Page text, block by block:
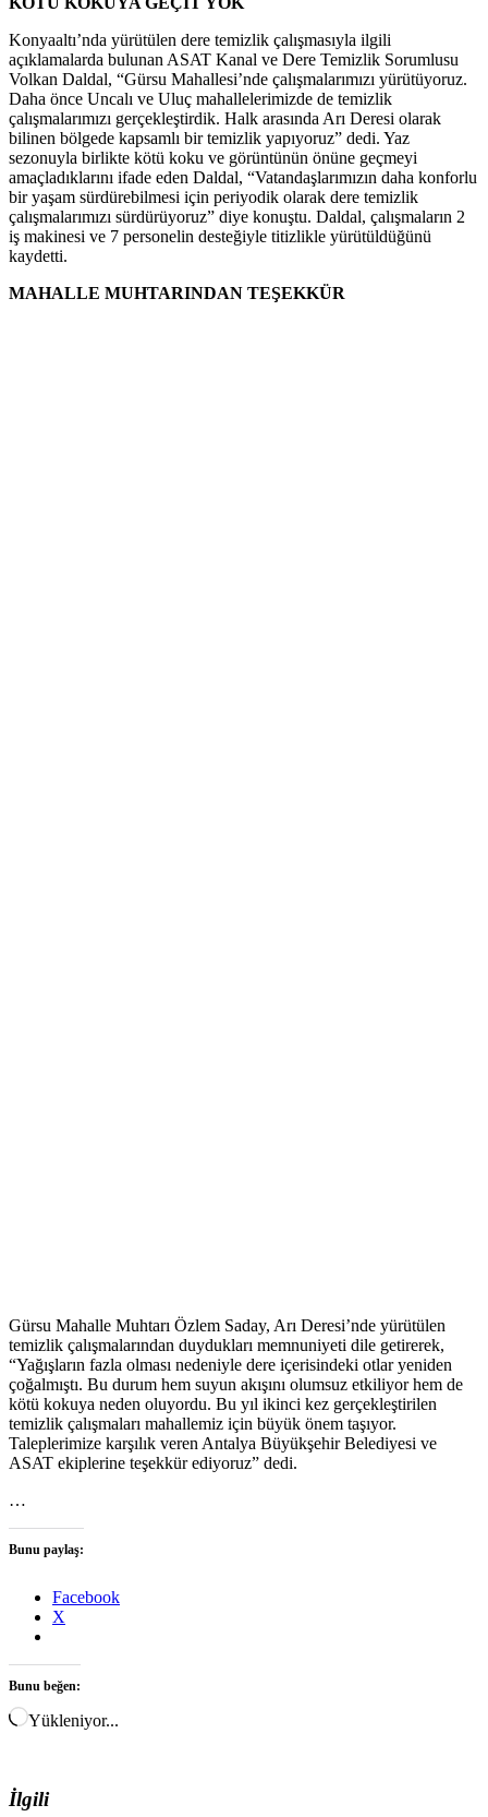
Konyaaltı’nda yürütülen dere temizlik çalışmasıyla ilgili
açıklamalarda bulunan ASAT Kanal ve Dere Temizlik Sorumlusu
Volkan Daldal, “Gürsu Mahallesi’nde çalışmalarımızı yürütüyoruz.
Daha önce Uncalı ve Uluç mahallelerimizde de temizlik
çalışmalarımızı gerçekleştirdik. Halk arasında Arı Deresi olarak
bilinen bölgede kapsamlı bir temizlik yapıyoruz” dedi. Yaz
sezonuyla birlikte kötü koku ve görüntünün önüne geçmeyi
amaçladıklarını ifade eden Daldal, “Vatandaşlarımızın daha konforlu
bir yaşam sürdürebilmesi için periyodik olarak dere temizlik
çalışmalarımızı sürdürüyoruz” diye konuştu. Daldal, çalışmaların 2
iş makinesi ve 7 personelin desteğiyle titizlikle yürütüldüğünü
kaydetti.
MAHALLE MUHTARINDAN TEŞEKKÜR
Gürsu Mahalle Muhtarı Özlem Saday, Arı Deresi’nde yürütülen
temizlik çalışmalarından duydukları memnuniyeti dile getirerek,
“Yağışların fazla olması nedeniyle dere içerisindeki otlar yeniden
çoğalmıştı. Bu durum hem suyun akışını olumsuz etkiliyor hem de
kötü kokuya neden oluyordu. Bu yıl ikinci kez gerçekleştirilen
temizlik çalışmaları mahallemiz için büyük önem taşıyor.
Taleplerimize karşılık veren Antalya Büyükşehir Belediyesi ve
ASAT ekiplerine teşekkür ediyoruz” dedi.
…
Bunu paylaş:
Facebook
X
Bunu beğen:
Yükleniyor...
İlgili